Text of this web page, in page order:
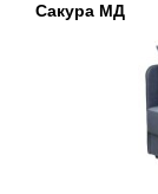
Сакура МД